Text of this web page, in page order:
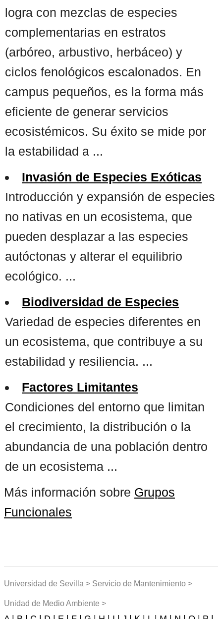
logra con mezclas de especies
complementarias en estratos
(arbóreo, arbustivo, herbáceo) y
ciclos fenológicos escalonados. En
campus pequeños, es la forma más
eficiente de generar servicios
ecosistémicos. Su éxito se mide por
la estabilidad a ...
Invasión de Especies Exóticas
Introducción y expansión de especies
no nativas en un ecosistema, que
pueden desplazar a las especies
autóctonas y alterar el equilibrio
ecológico. ...
Biodiversidad de Especies
Variedad de especies diferentes en
un ecosistema, que contribuye a su
estabilidad y resiliencia. ...
Factores Limitantes
Condiciones del entorno que limitan
el crecimiento, la distribución o la
abundancia de una población dentro
de un ecosistema ...
Más información sobre Grupos
Funcionales
Universidad de Sevilla > Servicio de Mantenimiento >
Unidad de Medio Ambiente >